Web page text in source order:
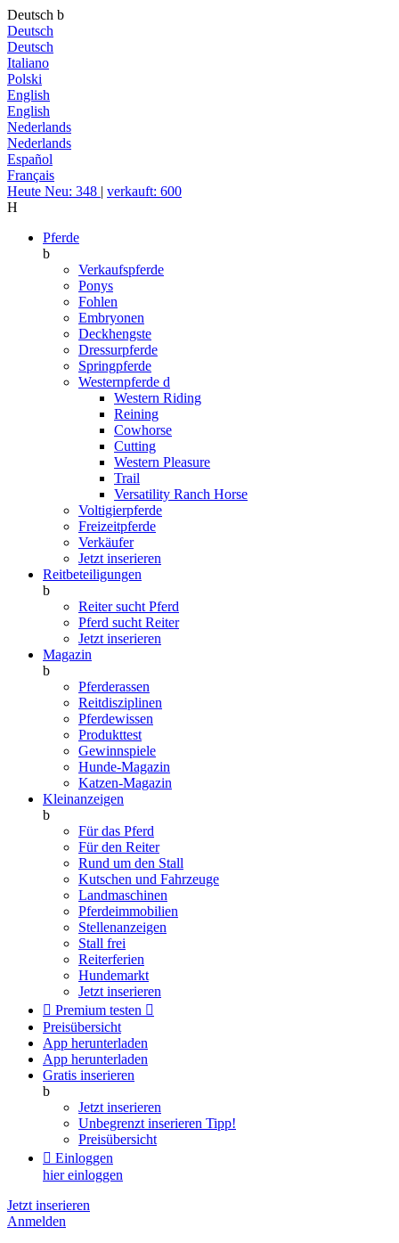
Deutsch b
Deutsch
Deutsch
Italiano
Polski
English
English
Nederlands
Nederlands
Español
Français
Heute Neu: 348 | verkauft: 600
H
Pferde
b
Verkaufspferde
Ponys
Fohlen
Embryonen
Deckhengste
Dressurpferde
Springpferde
Westernpferde d
Western Riding
Reining
Cowhorse
Cutting
Western Pleasure
Trail
Versatility Ranch Horse
Voltigierpferde
Freizeitpferde
Verkäufer
Jetzt inserieren
Reitbeteiligungen
b
Reiter sucht Pferd
Pferd sucht Reiter
Jetzt inserieren
Magazin
b
Pferderassen
Reitdisziplinen
Pferdewissen
Produkttest
Gewinnspiele
Hunde-Magazin
Katzen-Magazin
Kleinanzeigen
b
Für das Pferd
Für den Reiter
Rund um den Stall
Kutschen und Fahrzeuge
Landmaschinen
Pferdeimmobilien
Stellenanzeigen
Stall frei
Reiterferien
Hundemarkt
Jetzt inserieren
 Premium testen 
Preisübersicht
App herunterladen
App herunterladen
Gratis inserieren
b
Jetzt inserieren
Unbegrenzt inserieren Tipp!
Preisübersicht
 Einloggen
hier einloggen
Jetzt inserieren
Anmelden